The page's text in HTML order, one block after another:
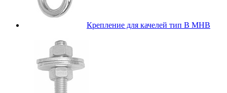
Крепление для качелей тип В МНВ